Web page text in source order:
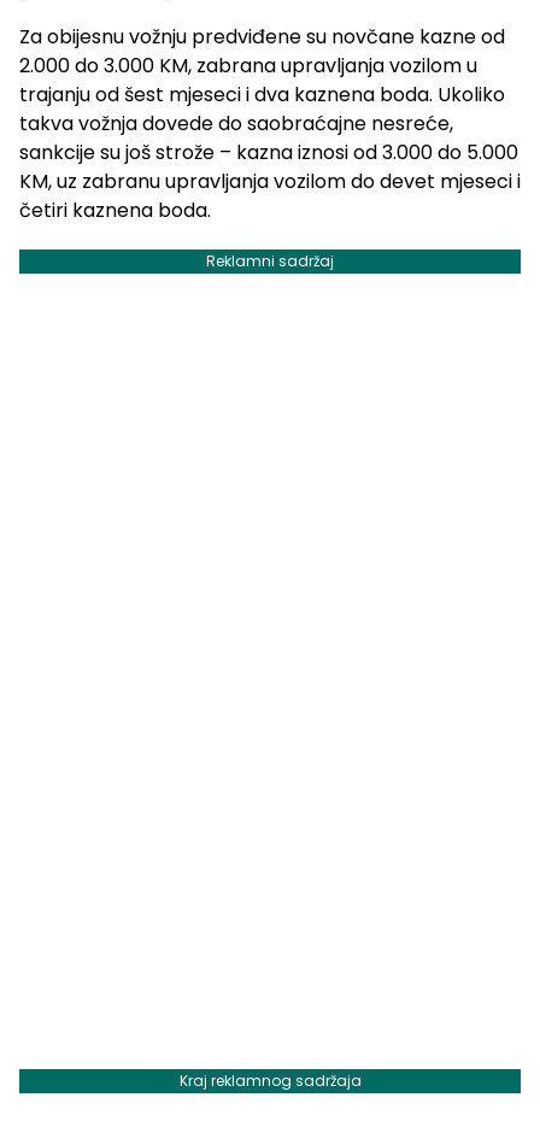
Za obijesnu vožnju predviđene su novčane kazne od
2.000 do 3.000 KM, zabrana upravljanja vozilom u
trajanju od šest mjeseci i dva kaznena boda. Ukoliko
takva vožnja dovede do saobraćajne nesreće,
sankcije su još strože – kazna iznosi od 3.000 do 5.000
KM, uz zabranu upravljanja vozilom do devet mjeseci i
četiri kaznena boda.
Reklamni sadržaj
Kraj reklamnog sadržaja